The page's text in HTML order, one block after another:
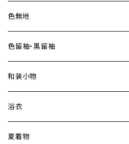
色無地
色留袖・黒留袖
和装小物
浴衣
夏着物